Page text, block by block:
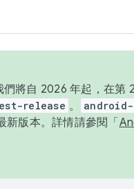
將自 2026 年起，在第
release 。
版本。詳情請參閱「